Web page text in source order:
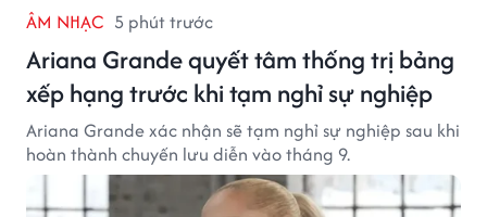
ÂM NHẠC 5 phút trước
Ariana Grande quyết tâm thống trị bảng
xếp hạng trước khi tạm nghỉ sự nghiệp
Ariana Grande xác nhận sẽ tạm nghỉ sự nghiệp sau khi
hoàn thành chuyến lưu diễn vào tháng 9.